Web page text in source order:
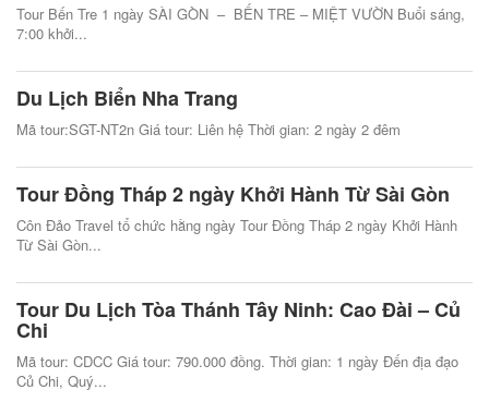
Tour Bến Tre 1 ngày SÀI GÒN – BẾN TRE – MIỆT VƯỜN Buổi sáng,
7:00 khởi...
Du Lịch Biển Nha Trang
Mã tour:SGT-NT2n Giá tour: Liên hệ Thời gian: 2 ngày 2 đêm
Tour Đồng Tháp 2 ngày Khởi Hành Từ Sài Gòn
Côn Đảo Travel tổ chức hằng ngày Tour Đồng Tháp 2 ngày Khởi Hành
Từ Sài Gòn...
Tour Du Lịch Tòa Thánh Tây Ninh: Cao Đài – Củ
Chi
Mã tour: CDCC Giá tour: 790.000 đồng. Thời gian: 1 ngày Đến địa đạo
Củ Chi, Quý...